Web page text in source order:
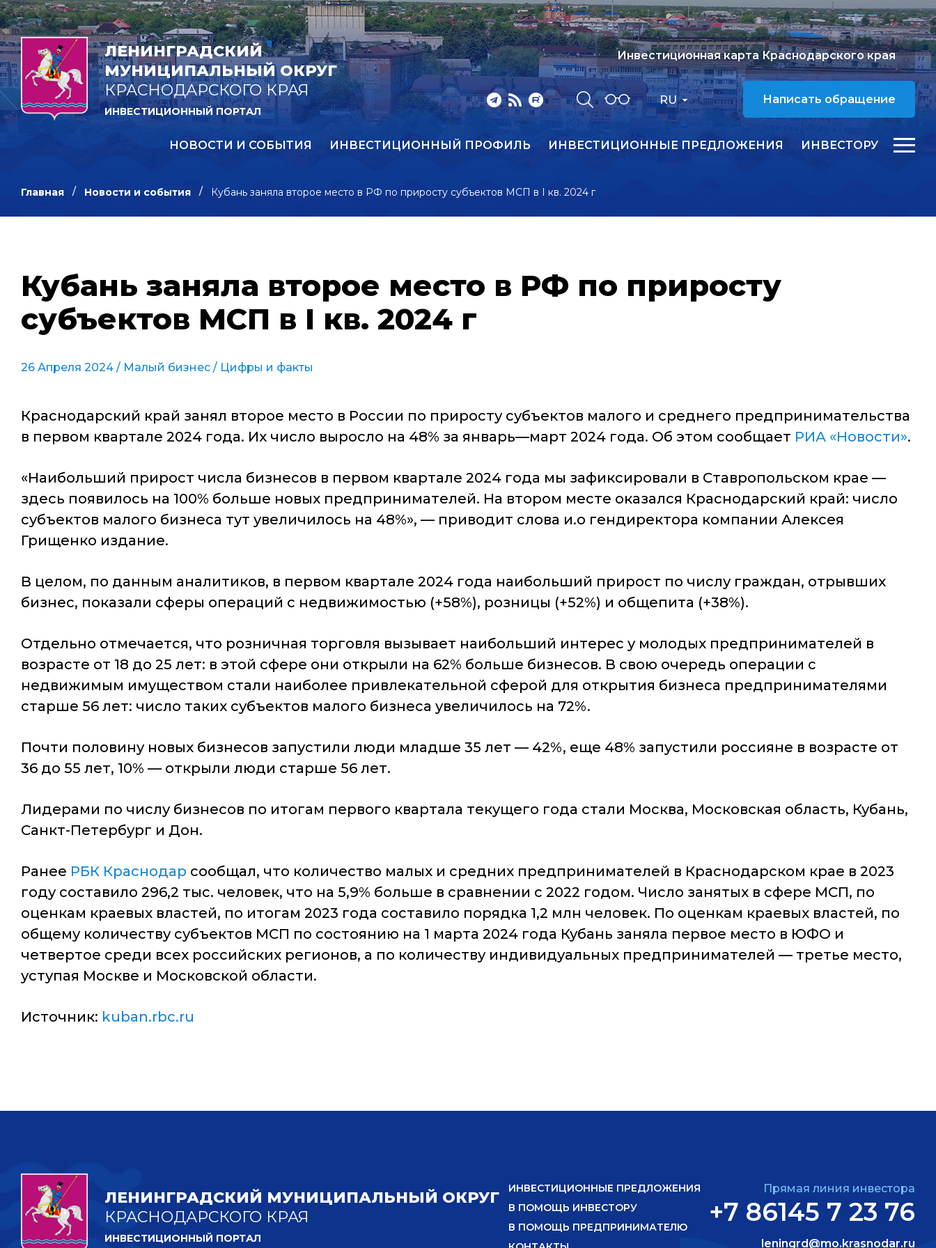
ЛЕНИНГРАДСКИЙ
МУНИЦИПАЛЬНЫЙ ОКРУГ
КРАСНОДАРСКОГО КРАЯ
ИНВЕСТИЦИОННЫЙ ПОРТАЛ
RU
Инвестиционная карта Краснодарского края
Написать обращение
НОВОСТИ И СОБЫТИЯ ИНВЕСТИЦИОННЫЙ ПРОФИЛЬ ИНВЕСТИЦИОННЫЕ ПРЕДЛОЖЕНИЯ ИНВЕСТОРУ
Главная Новости и события Кубань заняла второе место в РФ по приросту субъектов МСП в I кв. 2024 г
Кубань заняла второе место в РФ по приросту
субъектов МСП в I кв. 2024 г
26 Апреля 2024 / Малый бизнес / Цифры и факты
Краснодарский край занял второе место в России по приросту субъектов малого и среднего предпринимательства
в первом квартале 2024 года. Их число выросло на 48% за январь—март 2024 года. Об этом сообщает РИА «Новости».
«Наибольший прирост числа бизнесов в первом квартале 2024 года мы зафиксировали в Ставропольском крае —
здесь появилось на 100% больше новых предпринимателей. На втором месте оказался Краснодарский край: число
субъектов малого бизнеса тут увеличилось на 48%», — приводит слова и.о гендиректора компании Алексея
Грищенко издание.
В целом, по данным аналитиков, в первом квартале 2024 года наибольший прирост по числу граждан, отрывших
бизнес, показали сферы операций с недвижимостью (+58%), розницы (+52%) и общепита (+38%).
Отдельно отмечается, что розничная торговля вызывает наибольший интерес у молодых предпринимателей в
возрасте от 18 до 25 лет: в этой сфере они открыли на 62% больше бизнесов. В свою очередь операции с
недвижимым имуществом стали наиболее привлекательной сферой для открытия бизнеса предпринимателями
старше 56 лет: число таких субъектов малого бизнеса увеличилось на 72%.
Почти половину новых бизнесов запустили люди младше 35 лет — 42%, еще 48% запустили россияне в возрасте от
36 до 55 лет, 10% — открыли люди старше 56 лет.
Лидерами по числу бизнесов по итогам первого квартала текущего года стали Москва, Московская область, Кубань,
Санкт-Петербург и Дон.
Ранее РБК Краснодар сообщал, что количество малых и средних предпринимателей в Краснодарском крае в 2023
году составило 296,2 тыс. человек, что на 5,9% больше в сравнении с 2022 годом. Число занятых в сфере МСП, по
оценкам краевых властей, по итогам 2023 года составило порядка 1,2 млн человек. По оценкам краевых властей, по
общему количеству субъектов МСП по состоянию на 1 марта 2024 года Кубань заняла первое место в ЮФО и
четвертое среди всех российских регионов, а по количеству индивидуальных предпринимателей — третье место,
уступая Москве и Московской области.
Источник: kuban.rbc.ru
ЛЕНИНГРАДСКИЙ МУНИЦИПАЛЬНЫЙ ОКРУГ
КРАСНОДАРСКОГО КРАЯ
ИНВЕСТИЦИОННЫЙ ПОРТАЛ
ИНВЕСТИЦИОННЫЕ ПРЕДЛОЖЕНИЯ
В ПОМОЩЬ ИНВЕСТОРУ
В ПОМОЩЬ ПРЕДПРИНИМАТЕЛЮ
Прямая линия инвестора
+7 86145 7 23 76
leningrd@mo.krasnodar.ru